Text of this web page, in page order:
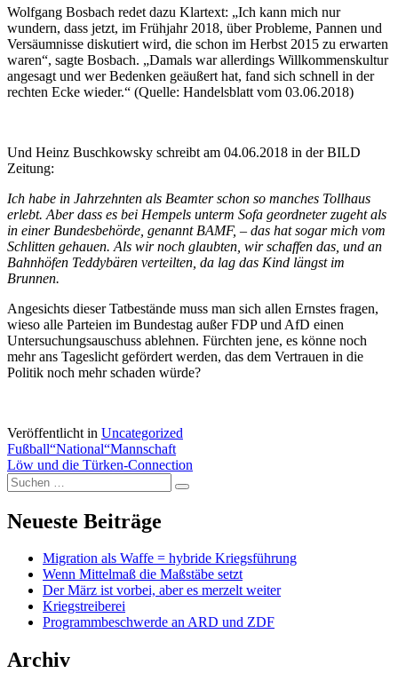
Wolfgang Bosbach redet dazu Klartext: „Ich kann mich nur
wundern, dass jetzt, im Frühjahr 2018, über Probleme, Pannen und
Versäumnisse diskutiert wird, die schon im Herbst 2015 zu erwarten
waren“, sagte Bosbach. „Damals war allerdings Willkommenskultur
angesagt und wer Bedenken geäußert hat, fand sich schnell in der
rechten Ecke wieder.“ (Quelle: Handelsblatt vom 03.06.2018)
Und Heinz Buschkowsky schreibt am 04.06.2018 in der BILD
Zeitung:
Ich habe in Jahrzehnten als Beamter schon so manches Tollhaus
erlebt. Aber dass es bei Hempels unterm Sofa geordneter zugeht als
in einer Bundesbehörde, genannt BAMF, – das hat sogar mich vom
Schlitten gehauen. Als wir noch glaubten, wir schaffen das, und an
Bahnhöfen Teddybären verteilten, da lag das Kind längst im
Brunnen.
Angesichts dieser Tatbestände muss man sich allen Ernstes fragen,
wieso alle Parteien im Bundestag außer FDP und AfD einen
Untersuchungsauschuss ablehnen. Fürchten jene, es könne noch
mehr ans Tageslicht gefördert werden, das dem Vertrauen in die
Politik noch mehr schaden würde?
Veröffentlicht in Uncategorized
Beitragsnavigation
Fußball“National“Mannschaft
Löw und die Türken-Connection
Suchen
nach:
Suchen
Neueste Beiträge
Migration als Waffe = hybride Kriegsführung
Wenn Mittelmaß die Maßstäbe setzt
Der März ist vorbei, aber es merzelt weiter
Kriegstreiberei
Programmbeschwerde an ARD und ZDF
Archiv